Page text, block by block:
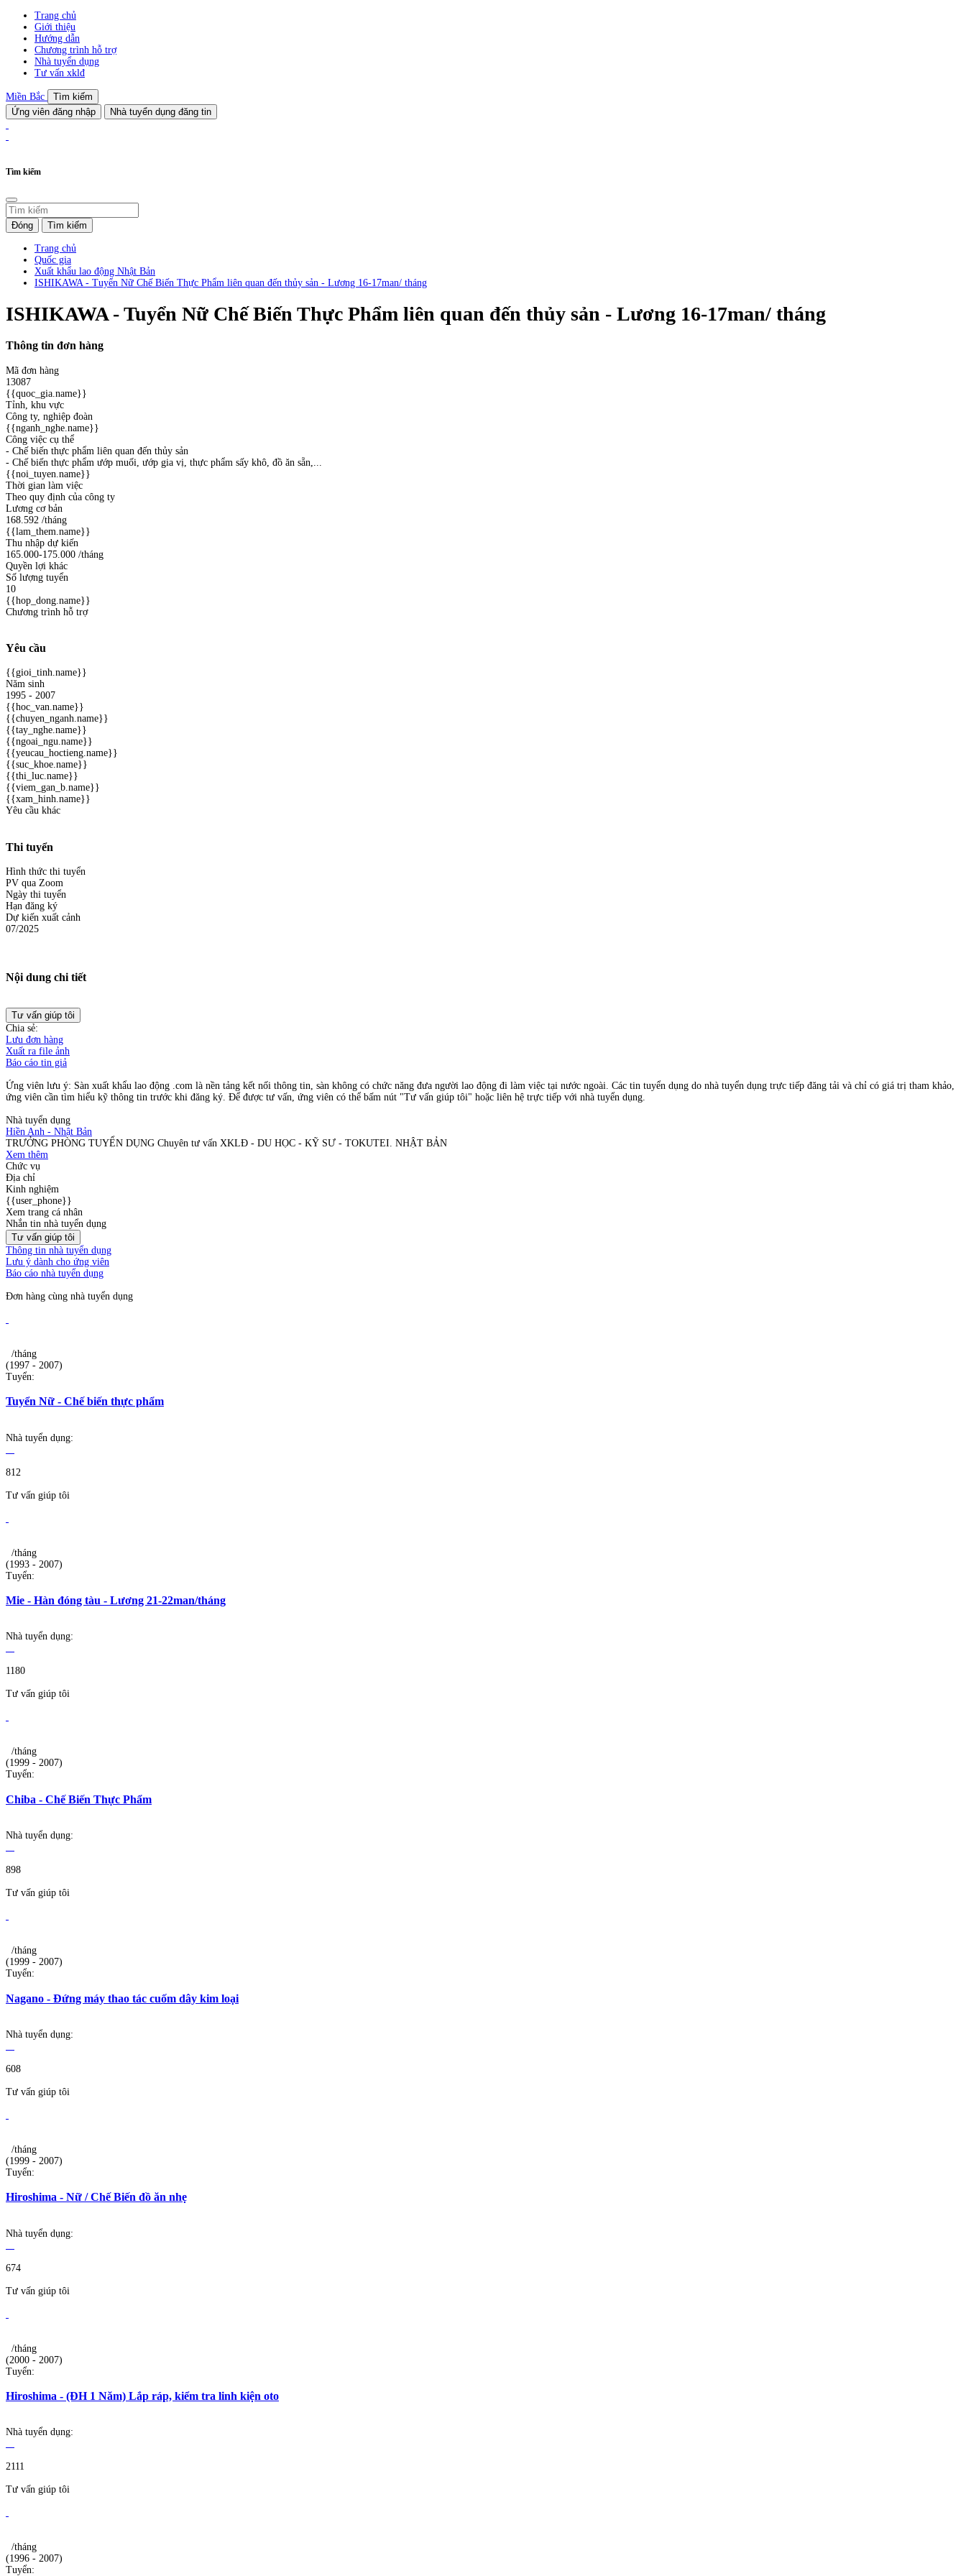
Trang chủ
Giới thiệu
Hướng dẫn
Chương trình hỗ trợ
Nhà tuyển dụng
Tư vấn xklđ
Miền Bắc
Tìm kiếm
Ứng viên đăng nhập
Nhà tuyển dụng đăng tin
Tìm kiếm
Đóng Tìm kiếm
Trang chủ
Quốc gia
Xuất khẩu lao động Nhật Bản
ISHIKAWA - Tuyển Nữ Chế Biến Thực Phẩm liên quan đến thủy sản - Lương 16-17man/ tháng
ISHIKAWA - Tuyển Nữ Chế Biến Thực Phẩm liên quan đến thủy sản - Lương 16-17man/ tháng
Thông tin đơn hàng
Mã đơn hàng
13087
{{quoc_gia.name}}
Tỉnh, khu vực
Công ty, nghiệp đoàn
{{nganh_nghe.name}}
Công việc cụ thể
- Chế biến thực phẩm liên quan đến thủy sản
- Chế biến thực phẩm ướp muối, ướp gia vị, thực phẩm sấy khô, đồ ăn sẵn,...
{{noi_tuyen.name}}
Thời gian làm việc
Theo quy định của công ty
Lương cơ bản
168.592 /tháng
{{lam_them.name}}
Thu nhập dự kiến
165.000-175.000 /tháng
Quyền lợi khác
Số lượng tuyển
10
{{hop_dong.name}}
Chương trình hỗ trợ
Yêu cầu
{{gioi_tinh.name}}
Năm sinh
1995 - 2007
{{hoc_van.name}}
{{chuyen_nganh.name}}
{{tay_nghe.name}}
{{ngoai_ngu.name}}
{{yeucau_hoctieng.name}}
{{suc_khoe.name}}
{{thi_luc.name}}
{{viem_gan_b.name}}
{{xam_hinh.name}}
Yêu cầu khác
Thi tuyển
Hình thức thi tuyển
PV qua Zoom
Ngày thi tuyển
Hạn đăng ký
Dự kiến xuất cảnh
07/2025
Nội dung chi tiết
Tư vấn giúp tôi
Chia sẻ:
Lưu đơn hàng
Xuất ra file ảnh
Báo cáo tin giả
Ứng viên lưu ý: Sàn xuất khẩu lao động .com là nền tảng kết nối thông tin, sàn không có chức năng đưa người lao động đi làm việc tại nước ngoài. Các tin tuyển dụng do nhà tuyển dụng trực tiếp đăng tải và chỉ có giá trị tham khảo,
ứng viên cần tìm hiểu kỹ thông tin trước khi đăng ký. Để được tư vấn, ứng viên có thể bấm nút "Tư vấn giúp tôi" hoặc liên hệ trực tiếp với nhà tuyển dụng.
Nhà tuyển dụng
Hiền Anh - Nhật Bản
TRƯỞNG PHÒNG TUYỂN DỤNG Chuyên tư vấn XKLĐ - DU HỌC - KỸ SƯ - TOKUTEI. NHẬT BẢN
Xem thêm
Chức vụ
Địa chỉ
Kinh nghiệm
{{user_phone}}
Xem trang cá nhân
Nhắn tin nhà tuyển dụng
Tư vấn giúp tôi
Thông tin nhà tuyển dụng
Lưu ý dành cho ứng viên
Báo cáo nhà tuyển dụng
Đơn hàng cùng nhà tuyển dụng
/tháng
(1997 - 2007)
Tuyển:
Tuyển Nữ - Chế biến thực phẩm
Nhà tuyển dụng:
812
Tư vấn giúp tôi
/tháng
(1993 - 2007)
Tuyển:
Mie - Hàn đóng tàu - Lương 21-22man/tháng
Nhà tuyển dụng:
1180
Tư vấn giúp tôi
/tháng
(1999 - 2007)
Tuyển:
Chiba - Chế Biến Thực Phẩm
Nhà tuyển dụng:
898
Tư vấn giúp tôi
/tháng
(1999 - 2007)
Tuyển:
Nagano - Đứng máy thao tác cuốm dây kim loại
Nhà tuyển dụng:
608
Tư vấn giúp tôi
/tháng
(1999 - 2007)
Tuyển:
Hiroshima - Nữ / Chế Biến đồ ăn nhẹ
Nhà tuyển dụng:
674
Tư vấn giúp tôi
/tháng
(2000 - 2007)
Tuyển:
Hiroshima - (ĐH 1 Năm) Lắp ráp, kiểm tra linh kiện oto
Nhà tuyển dụng:
2111
Tư vấn giúp tôi
/tháng
(1996 - 2007)
Tuyển: